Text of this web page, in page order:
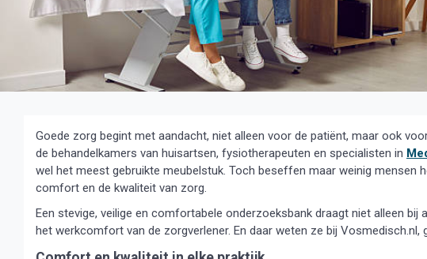
Goede zorg begint met aandacht, niet alleen voor de patiënt, maar ook
de behandelkamers van huisartsen, fysiotherapeuten en specialisten in
wel het meest gebruikte meubelstuk. Toch beseffen maar weinig mensen
comfort en de kwaliteit van zorg.
Een stevige, veilige en comfortabele onderzoeksbank draagt niet alleen
het werkcomfort van de zorgverlener. En daar weten ze bij Vosmedisch.nl,